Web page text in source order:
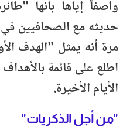
واصفاً إياها بأنها
حديثه مع الصحافيين في
مرة أنه يمثل "الهدف
اطلع على قائمة
الأيام الأخيرة.
"من أجل الذكريات"